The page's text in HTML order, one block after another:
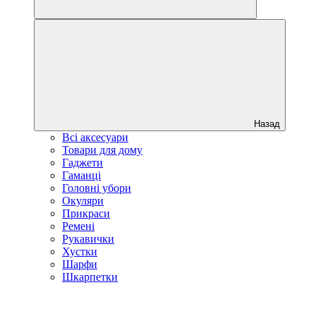
Назад
Всі аксесуари
Товари для дому
Гаджети
Гаманці
Головні убори
Окуляри
Прикраси
Ремені
Рукавички
Хустки
Шарфи
Шкарпетки